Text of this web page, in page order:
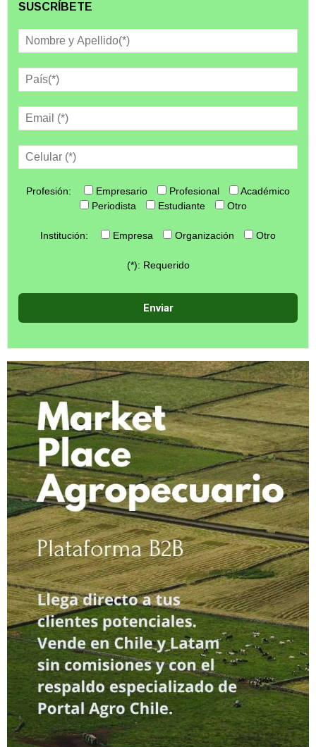
SUSCRÍBETE
Profesión: Empresario Profesional
Académico
Periodista
Estudiante Otro
Institución: Empresa Organización Otro
(*): Requerido